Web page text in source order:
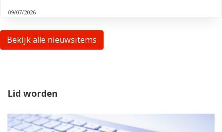
09/07/2026
Bekijk alle nieuwsitems
Lid worden